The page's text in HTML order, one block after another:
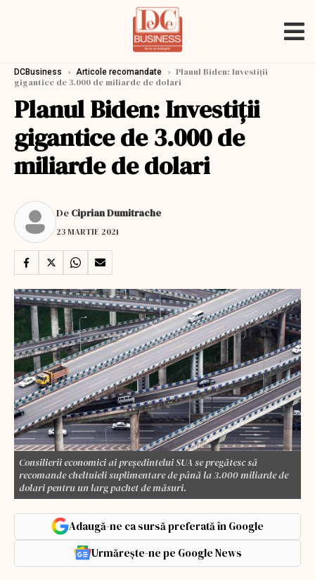
DCBusiness › Articole recomandate › Planul Biden: Investiții
gigantice de 3.000 de miliarde de dolari
Planul Biden: Investiții
gigantice de 3.000 de
miliarde de dolari
De Ciprian Dumitrache
23 MARTIE 2021
Consilierii economici ai preşedintelui SUA se pregătesc să
recomande cheltuieli suplimentare de până la 3.000 miliarde de
dolari pentru un larg pachet de măsuri.
Adaugă-ne ca sursă preferată în Google
Urmărește-ne pe Google News